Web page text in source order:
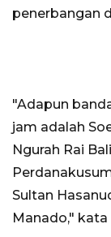
penerbangan
"Adapun
jam adalah
Ngurah Rai
Sultan
Manado," kata